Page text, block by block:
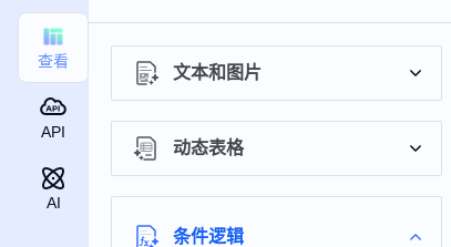
查看
API
AI
文本和图片
动态表格
条件逻辑